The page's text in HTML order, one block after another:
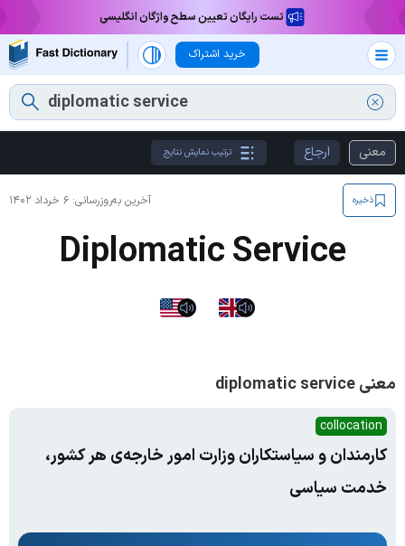
تست رایگان تعیین سطح واژگان انگلیسی
خرید اشتراک
معنی ارجاع ترتیب نمایش نتایج
آخرین به‌روزرسانی: ۶ خرداد ۱۴۰۲ ذخیره
Diplomatic Service
معنی diplomatic service
collocation
کارمندان و سیاستکاران وزارت امور خارجه‌ی هر کشور،
خدمت سیاسی